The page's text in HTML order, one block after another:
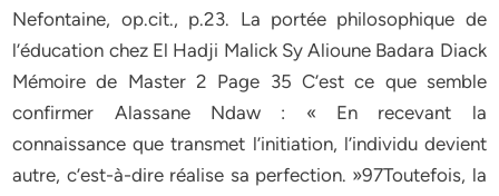
Nefontaine, op.cit., p.23. La portée philosophique de
l’éducation chez El Hadji Malick Sy Alioune Badara Diack
Mémoire de Master 2 Page 35 C’est ce que semble
confirmer Alassane Ndaw : « En recevant la
connaissance que transmet l’initiation, l’individu devient
autre, c’est-à-dire réalise sa perfection. »97Toutefois, la